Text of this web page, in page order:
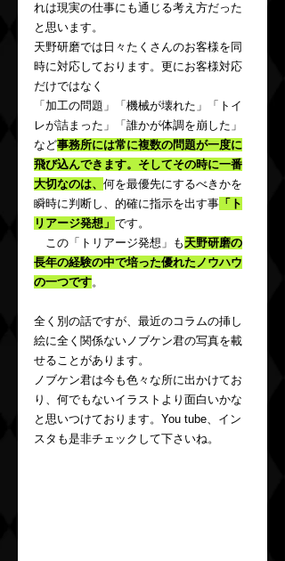
れは現実の仕事にも通じる考え方だった
と思います。
天野研磨では日々たくさんのお客様を同
時に対応しております。更にお客様対応
だけではなく
「加工の問題」「機械が壊れた」「トイ
レが詰まった」「誰かが体調を崩した」
など事務所には常に複数の問題が一度に
飛び込んできます。そしてその時に一番
大切なのは、 何を最優先にするべきかを
瞬時に判断し、的確に指示を出す事 「ト
リアージ発想」 です。
この「トリアージ発想」も 天野研磨の
長年の経験の中で培った優れたノウハウ
の一つです。
全く別の話ですが、最近のコラムの挿し
絵に全く関係ないノブケン君の写真を載
せることがあります。
ノブケン君は今も色々な所に出かけてお
り、何でもないイラストより面白いかな
と思いつけております。You tube、イン
スタも是非チェックして下さいね。